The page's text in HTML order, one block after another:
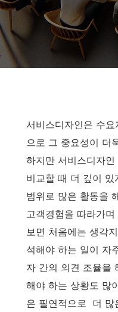
서비스디자인은 수
으로 그 중요성이 더
하지만 서비스디자
비교할 때 더 깊이 있
범위로 많은 활동을
고객경험을 따라가
보면 처음에는 생각
석해야 하는 일이 자
자 간의 의견 조율을
해야 하는 상황도 많
은 필연적으로 더 많